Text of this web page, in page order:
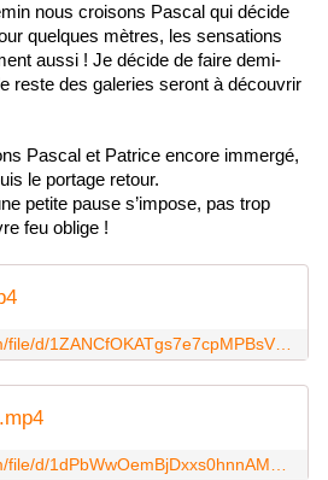
nous croisons Pascal qui décide
quelques mètres, les sensations
aussi ! Je décide de faire demi-
reste des galeries seront à découvrir
Pascal et Patrice encore immergé,
le portage retour.
petite pause s’impose, pas trop
feu oblige !
https://drive.google.com/file/d/1ZANCfOKATgs7e7cpMPBsV9BqdAfYMuM_/view?usp=sharing